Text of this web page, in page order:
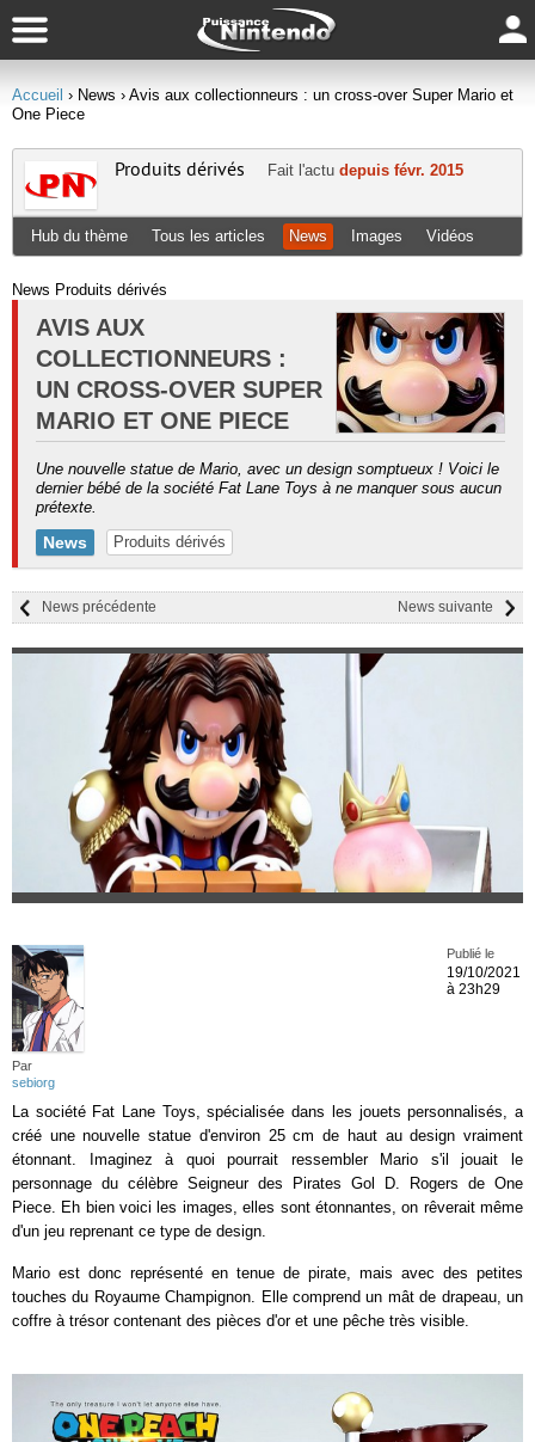
Accueil › News › Avis aux collectionneurs : un cross-over Super Mario et
One Piece
Produits dérivés Fait l'actu depuis févr. 2015
Hub du thème Tous les articles News Images Vidéos
News Produits dérivés
AVIS AUX
COLLECTIONNEURS :
UN CROSS-OVER SUPER
MARIO ET ONE PIECE
Une nouvelle statue de Mario, avec un design somptueux ! Voici le
dernier bébé de la société Fat Lane Toys à ne manquer sous aucun
prétexte.
News Produits dérivés
News suivante
News précédente
Par
sebiorg
Publié le
19/10/2021
à 23h29
La société Fat Lane Toys, spécialisée dans les jouets personnalisés, a
créé une nouvelle statue d'environ 25 cm de haut au design vraiment
étonnant. Imaginez à quoi pourrait ressembler Mario s'il jouait le
personnage du célèbre Seigneur des Pirates Gol D. Rogers de One
Piece. Eh bien voici les images, elles sont étonnantes, on rêverait même
d'un jeu reprenant ce type de design.
Mario est donc représenté en tenue de pirate, mais avec des petites
touches du Royaume Champignon. Elle comprend un mât de drapeau, un
coffre à trésor contenant des pièces d'or et une pêche très visible.